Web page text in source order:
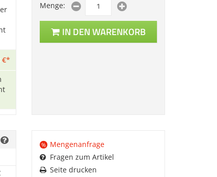
€*
Menge:
IN DEN WARENKORB
%
Mengenanfrage
Fragen zum Artikel
Seite drucken